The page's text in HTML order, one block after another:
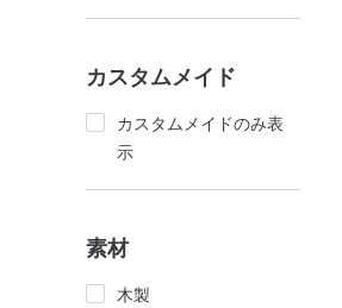
カスタムメイド
カスタムメイドのみ表
示
素材
木製